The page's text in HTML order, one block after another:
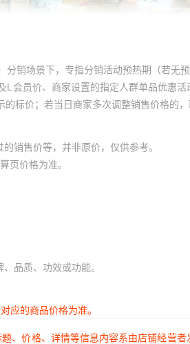
销场景下，专指分销活动预热期（若无
会员价、商家设置的指定人群单品优惠
标价；若当日商家多次调整销售价格的，
销售价等，并非原价，仅供参考。
页价格为准。
品质、功效或功能。
应的商品价格为准。
、价格、详情等信息内容系由店铺经营